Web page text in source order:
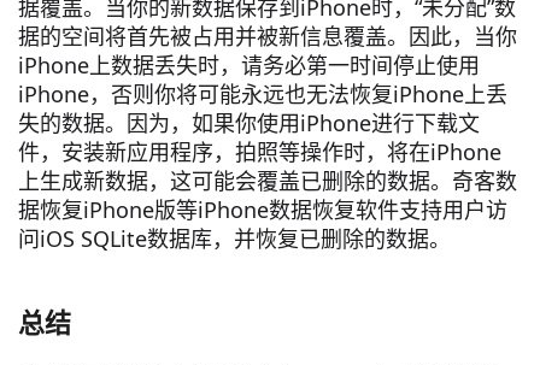
据覆盖。当你的新数据保存到iPhone时，“未分配”数
据的空间将首先被占用并被新信息覆盖。因此，当你
iPhone上数据丢失时，请务必第一时间停止使用
iPhone，否则你将可能永远也无法恢复iPhone上丢
失的数据。因为，如果你使用iPhone进行下载文
件，安装新应用程序，拍照等操作时，将在iPhone
上生成新数据，这可能会覆盖已删除的数据。奇客数
据恢复iPhone版等iPhone数据恢复软件支持用户访
问iOS SQLite数据库，并恢复已删除的数据。
总结